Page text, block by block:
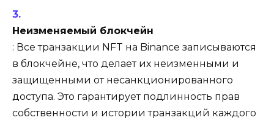
Неизменяемый блокчейн
: Все транзакции NFT на Binance записываются
в блокчейне, что делает их неизменными и
защищенными от несанкционированного
доступа. Это гарантирует подлинность прав
собственности и истории транзакций каждого